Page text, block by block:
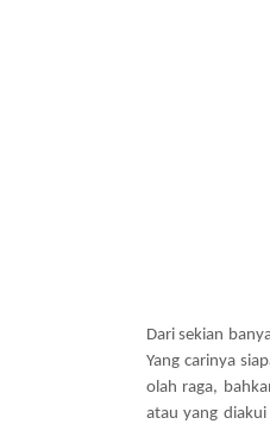
Dari sekian
Yang carinya
olah raga,
atau yang